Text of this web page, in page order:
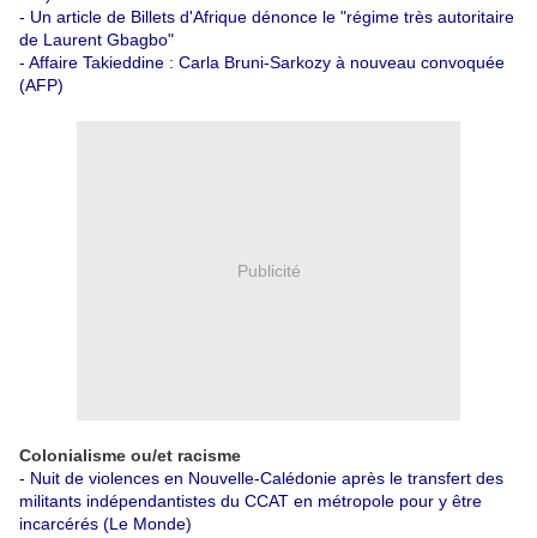
- Un article de Billets d'Afrique dénonce le "régime très autoritaire
de Laurent Gbagbo"
- Affaire Takieddine : Carla Bruni-Sarkozy à nouveau convoquée
(AFP)
Publicité
Colonialisme ou/et racisme
- Nuit de violences en Nouvelle-Calédonie après le transfert des
militants indépendantistes du CCAT en métropole pour y être
incarcérés (Le Monde)